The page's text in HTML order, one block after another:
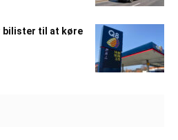
bilister til at køre